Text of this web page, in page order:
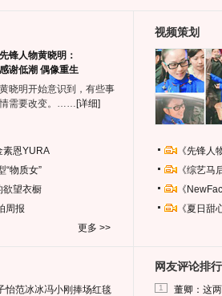
先锋人物黄晓明：
感谢低潮 偶像重生
黄晓明开始意识到，有些事
情需要改变。…… [详细]
素恩YURA
“物质女”
欲望衣橱
周报
更多 >>
视频策划
《先锋
《综艺
《
《夏日
怡范冰冰冯小刚捧场红毯
网友评论排行
1 董卿：这